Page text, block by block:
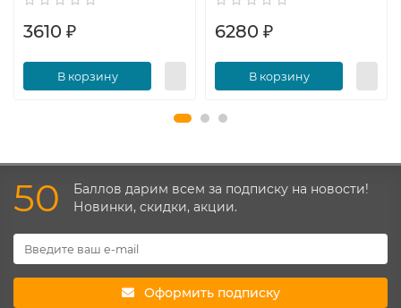
3610 ₽
В корзину
6280 ₽
В корзину
50
Баллов дарим всем за подписку на новости!
Новинки, скидки, акции.
Оформить подписку